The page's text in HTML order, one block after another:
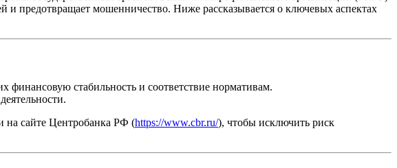
и предотвращает мошенничество. Ниже рассказывается о ключевых аспектах
стабильность и соответствие нормативам.
на сайте Центробанка РФ (https://www.cbr.ru/), чтобы исключить риск